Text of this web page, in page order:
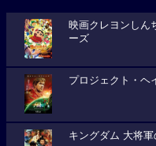
映画クレヨンしん
ーズ
プロジェクト・ヘ
キングダム 大将軍